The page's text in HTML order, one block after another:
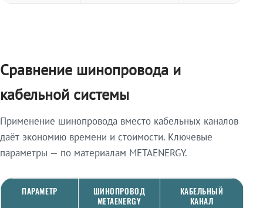
Сравнение шинопровода и
кабельной системы
Применение шинопровода вместо кабельных каналов
даёт экономию времени и стоимости. Ключевые
параметры — по материалам METAENERGY.
ПАРАМЕТР
ШИНОПРОВОД
METAENERGY
КАБЕЛЬНЫЙ
КАНАЛ